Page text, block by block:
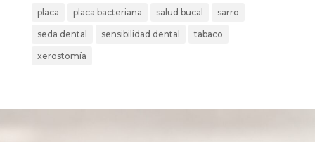
placa placa bacteriana salud bucal sarro
seda dental sensibilidad dental tabaco
xerostomía